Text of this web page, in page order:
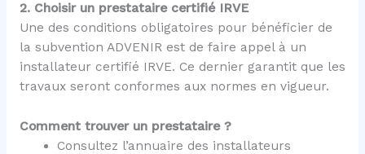
2. Choisir un prestataire certifié IRVE
Une des conditions obligatoires pour bénéficier de
la subvention ADVENIR est de faire appel à un
installateur certifié IRVE. Ce dernier garantit que les
travaux seront conformes aux normes en vigueur.
Comment trouver un prestataire ?
Consultez l’annuaire des installateurs